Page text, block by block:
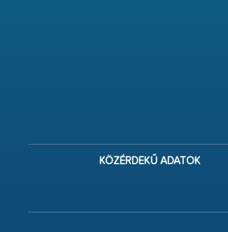
KÖZÉRDEKŰ ADATOK